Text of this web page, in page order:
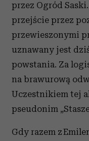
przez Ogród
przejście przez
przewieszonymi
uznawany jest
powstania. Za
na brawurową
Uczestnikiem tej
pseudonim
Gdy razem z